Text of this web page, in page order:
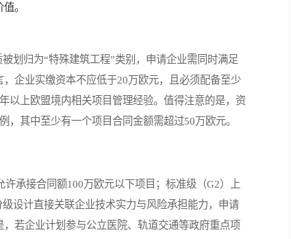
。
归为“特殊建筑工程”类别，申请企业需同时满足
企业实缴资本不应低于20万欧元，且必须配备至少
以上欧盟境内相关项目管理经验。值得注意的是，资
其中至少有一个项目合同金额需超过50万欧元。
承接合同额100万欧元以下项目；标准级（G2）上
设计直接关联企业技术实力与风险承担能力，申请
若企业计划参与公立医院、轨道交通等政府重点项